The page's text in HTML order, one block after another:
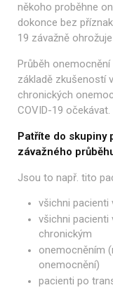
někoho proběhne
dokonce bez
19 závažně
Průběh onemocnění
základě zkušeností
chronických
COVID-19 očekávat.
Patříte do skupiny
závažného
Jsou to např. tito
všichni pacienti
všichni pacienti
chronickým
onemocněním
onemocnění)
pacienti po